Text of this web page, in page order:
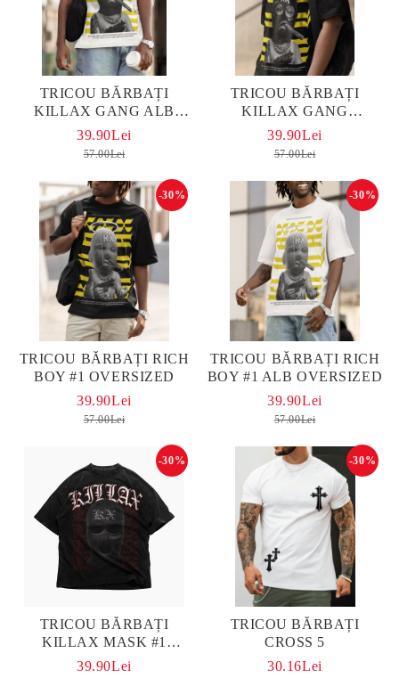
TRICOU BĂRBAȚI
KILLAX GANG ALB
OVERSIZED
39.90Lei
57.00Lei
TRICOU BĂRBAȚI
KILLAX GANG
OVERSIZED
39.90Lei
57.00Lei
TRICOU BĂRBAȚI RICH
BOY #1 OVERSIZED
-30%
39.90Lei
57.00Lei
TRICOU BĂRBAȚI RICH
BOY #1 ALB OVERSIZED
-30%
39.90Lei
57.00Lei
TRICOU BĂRBAȚI
KILLAX MASK #1
OVERSIZED
-30%
39.90Lei
TRICOU BĂRBAȚI
CROSS 5
-30%
30.16Lei